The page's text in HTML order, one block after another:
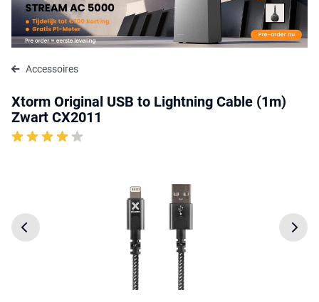
Accessoires
Xtorm Original USB to Lightning Cable (1m)
Zwart CX2011